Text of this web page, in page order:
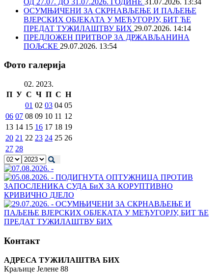
ОСУМЊИЧЕНИ ЗА СКРНАВЉЕЊЕ И ПАЉЕЊЕ
ВЈЕРСКИХ ОБЈЕКАТА У МЕЂУГОРЈУ, БИТ ЋЕ
ПРЕДАТ ТУЖИЛАШТВУ БИХ 29.07.2026. 14:14
ПРЕДЛОЖЕН ПРИТВОР ЗА ДРЖАВЉАНИНА
ПОЉСКЕ 29.07.2026. 13:54
Фото галерија
02. 2023.
П У С Ч П С Н
01 02 03 04 05
06 07 08 09 10 11 12
13 14 15 16 17 18 19
20 21 22 23 24 25 26
27 28
Контакт
АДРЕСА ТУЖИЛАШТВА БИХ
Краљице Јелене 88